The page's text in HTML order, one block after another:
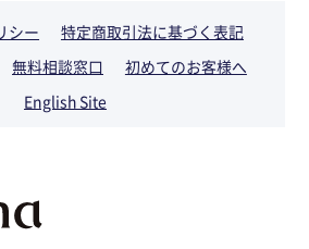
シー
特定商取引法に基づく表記
無料相談窓口
初めてのお客様へ
English Site